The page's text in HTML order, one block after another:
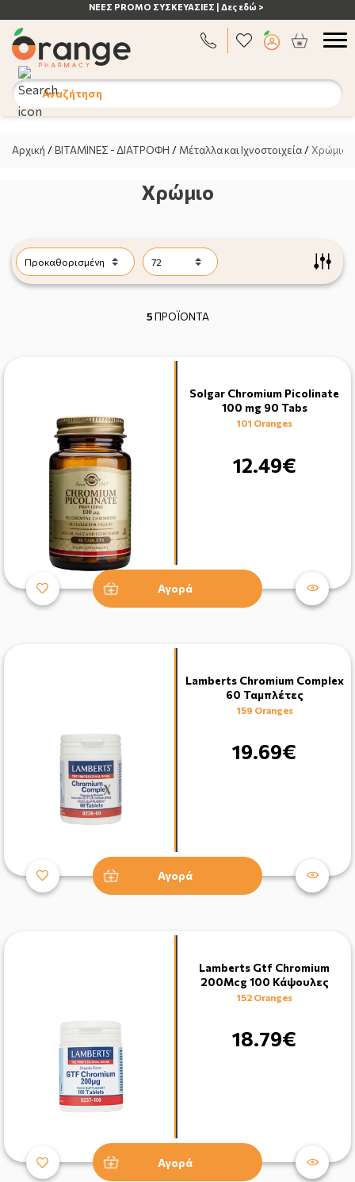
ΑΝΟΣΟΠΟΙΗΤΙΚΟ | Δες εδώ >
Αναζήτηση
Αρχική /ΒΙΤΑΜΙΝΕΣ - ΔΙΑΤΡΟΦΗ / Μέταλλα και Ιχνοστοιχεία /Χρώμιο
Χρώμιο
5ΠΡΟΪΟΝΤΑ
Solgar Chromium Picolinate
100 mg 90 Tabs
101 Oranges
12.49€
Αγορά
Lamberts Chromium Complex
60 Ταμπλέτες
159 Oranges
19.69€
Αγορά
Lamberts Gtf Chromium
200Mcg 100 Κάψουλες
152 Oranges
18.79€
Αγορά